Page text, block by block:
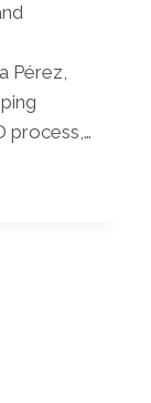
Pérez,
process,…